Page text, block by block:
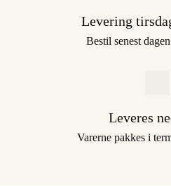
Levering
Bestil senest
Leveres
Varerne pakkes i